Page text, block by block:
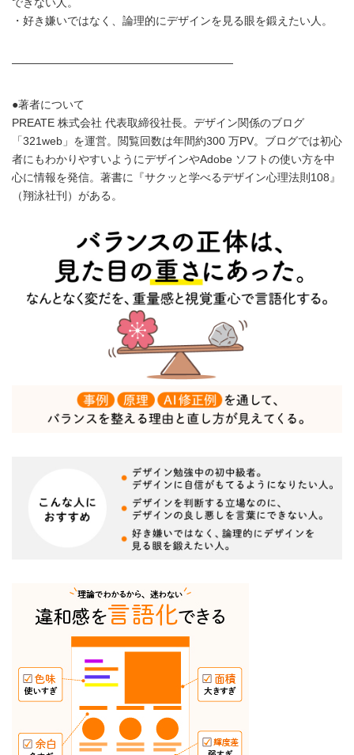
・好き嫌いではなく、論理的にデザインを見る眼を鍛えたい人。
――――――――――――――――――――
●著者について
PREATE 株式会社 代表取締役社長。デザイン関係のブログ
「321web」を運営。閲覧回数は年間約300 万PV。ブログでは初心
者にもわかりやすいようにデザインやAdobe ソフトの使い方を中
心に情報を発信。著書に『サクッと学べるデザイン心理法則108』
（翔泳社刊）がある。